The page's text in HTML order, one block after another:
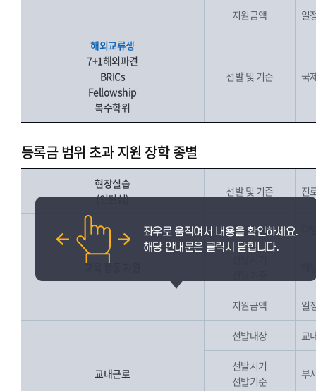
지원금액 일
해외교류생
7+1해외파견
BRICs
Fellowship
복수학위
선발 및 기준 국
등록금 범위 초과 지원 장학 종별
현장실습
(인턴십)
선발 및 기준 진
교육 활동 지원
선발대상
지원금액 일
교내근로
선발대상 교
선발시기
선발기준
부